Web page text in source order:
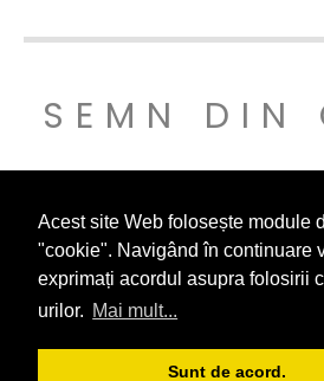
Acest site Web folosește module
"cookie". Navigând în continuare
exprimați acordul asupra folosirii
urilor. Mai mult...
Sunt de acord.
SEMN DIN